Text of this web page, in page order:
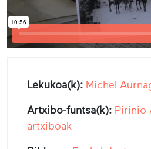
Lekukoa(k): Michel
Artxibo-funtsa(k): Pirinio
artxiboak